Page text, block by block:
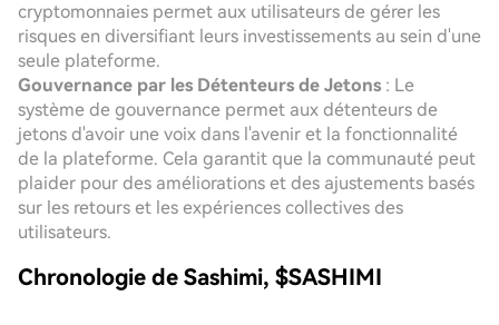
cryptomonnaies permet aux utilisateurs de gérer les
risques en diversifiant leurs investissements au sein d'une
seule plateforme.
Gouvernance par les Détenteurs de Jetons : Le
système de gouvernance permet aux détenteurs de
jetons d'avoir une voix dans l'avenir et la fonctionnalité
de la plateforme. Cela garantit que la communauté peut
plaider pour des améliorations et des ajustements basés
sur les retours et les expériences collectives des
utilisateurs.
Chronologie de Sashimi, $SASHIMI